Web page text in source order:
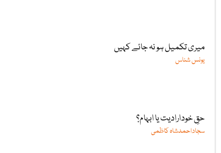
میری تکمیل ہو نہ جائے کہیں
یونس شناس
حقِ خودارادیت یا ابہام؟
سجاداحمدشاہ کاظمی